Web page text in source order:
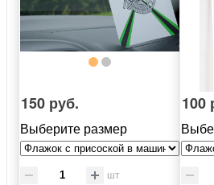
150 руб.
Выберите размер
шт
100